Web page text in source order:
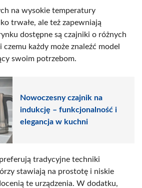
na wysokie temperatury
trwałe, ale też zapewniają
dostępne są czajniki o różnych
każdy może znaleźć model
swoim potrzebom.
Nowoczesny czajnik na
indukcję – funkcjonalność i
elegancja w kuchni
tradycyjne techniki
stawiają na prostotę i niskie
te urządzenia. W dodatku,